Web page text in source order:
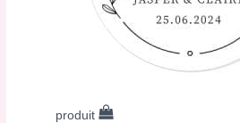
produit